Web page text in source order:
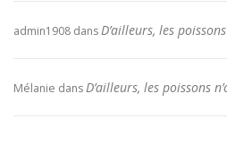
admin1908 dansD’ailleurs, les
Mélanie dansD’ailleurs, les poissons